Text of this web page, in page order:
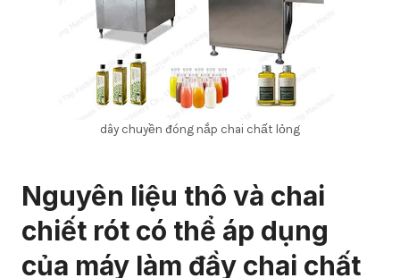
dây chuyền đóng nắp chai chất lỏng
Nguyên liệu thô và chai
chiết rót có thể áp dụng
của máy làm đầy chai chất